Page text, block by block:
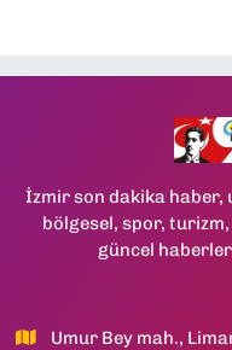
İzmir son dakika haber,
bölgesel, spor,
güncel
Umur Bey mah.,